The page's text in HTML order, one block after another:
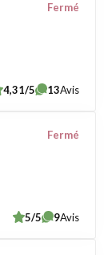
Fermé
4,31/5 13Avis
Fermé
5/5 9Avis